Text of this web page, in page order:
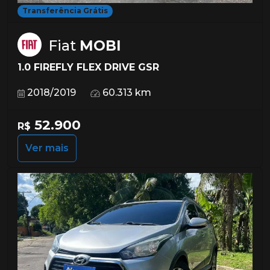
Transferência Grátis
Fiat MOBI
1.0 FIREFLY FLEX DRIVE GSR
2018/2019 60.313 km
R$ 52.900
Ver mais